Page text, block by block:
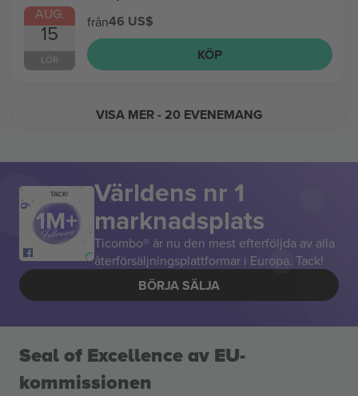
AUG.
15
LÖR
från46 US$
KÖP
VISA MER- 20 EVENEMANG
TACK! Världens nr 1
marknadsplats
Ticombo® är nu den mest efterföljda av alla
återförsäljningsplattformar i Europa. Tack!
BÖRJA SÄLJA
Seal of Excellence av EU-
kommissionen